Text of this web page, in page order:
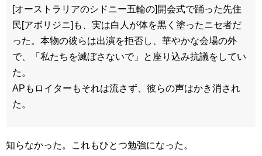
[オーストラリアのシドニー五輪の]開会式で踊った先住
民[アボリジニ]も、実は白人が体を黒く塗ったニセ者だ
った。本物の彼らは出演を拒否し、華やかな会場の外
で、「私たちを滅ぼさないで」と座り込み抗議をしてい
た。
APもロイターもそれは流さず、彼らの声はかき消され
た。
知らなかった。これもひとつ勉強になった。